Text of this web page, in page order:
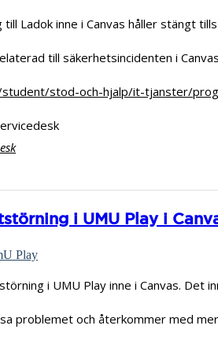
Ladok inne i Canvas håller stängt
till säkerhetsincidenten i
stod-och-hjalp/it-tjanster/
i UMU Play i
Play
i UMU Play inne i Canvas. Det
problemet och återkommer med